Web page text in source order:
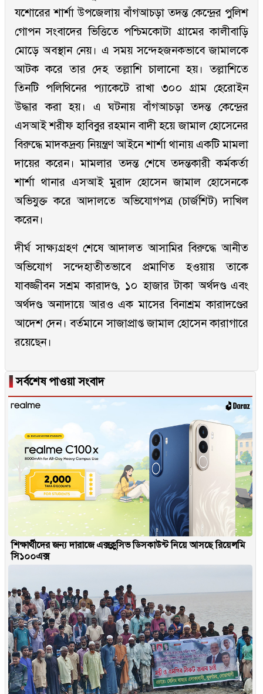
যশোরের শার্শা উপজেলায় বাঁগআচড়া তদন্ত কেন্দ্রের পুলিশ
গোপন সংবাদের ভিত্তিতে পশ্চিমকোটা গ্রামের কালীবাড়ি
মোড়ে অবস্থান নেয়। এ সময় সন্দেহজনকভাবে জামালকে
আটক করে তার দেহ তল্লাশি চালানো হয়। তল্লাশিতে
তিনটি পলিথিনের প্যাকেটে রাখা ৩০০ গ্রাম হেরোইন
উদ্ধার করা হয়। এ ঘটনায় বাঁগআচড়া তদন্ত কেন্দ্রের
এসআই শরীফ হাবিবুর রহমান বাদী হয়ে জামাল হোসেনের
বিরুদ্ধে মাদকদ্রব্য নিয়ন্ত্রণ আইনে শার্শা থানায় একটি মামলা
দায়ের করেন। মামলার তদন্ত শেষে তদন্তকারী কর্মকর্তা
শার্শা থানার এসআই মুরাদ হোসেন জামাল হোসেনকে
অভিযুক্ত করে আদালতে অভিযোগপত্র (চার্জশিট) দাখিল
করেন।
দীর্ঘ সাক্ষ্যগ্রহণ শেষে আদালত আসামির বিরুদ্ধে আনীত
অভিযোগ সন্দেহাতীতভাবে প্রমাণিত হওয়ায় তাকে
যাবজ্জীবন সশ্রম কারাদণ্ড, ১০ হাজার টাকা অর্থদণ্ড এবং
অর্থদণ্ড অনাদায়ে আরও এক মাসের বিনাশ্রম কারাদণ্ডের
আদেশ দেন। বর্তমানে সাজাপ্রাপ্ত জামাল হোসেন কারাগারে
রয়েছেন।
▐সর্বশেষ পাওয়া সংবাদ
শিক্ষার্থীদের জন্য দারাজে এক্সক্লুসিভ ডিসকাউন্ট নিয়ে আসছে রিয়েলমি
সি১০০এক্স